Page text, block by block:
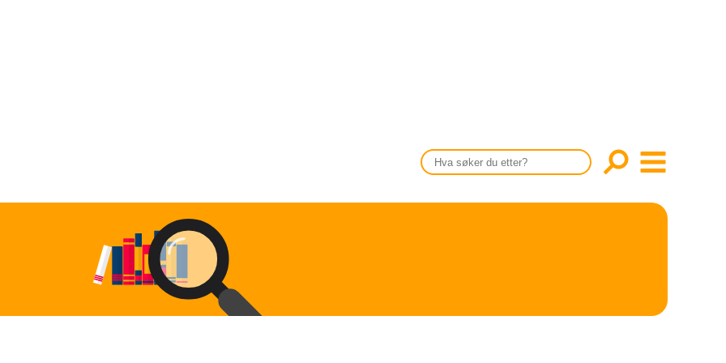
KONTAKT
OM OSS
About us